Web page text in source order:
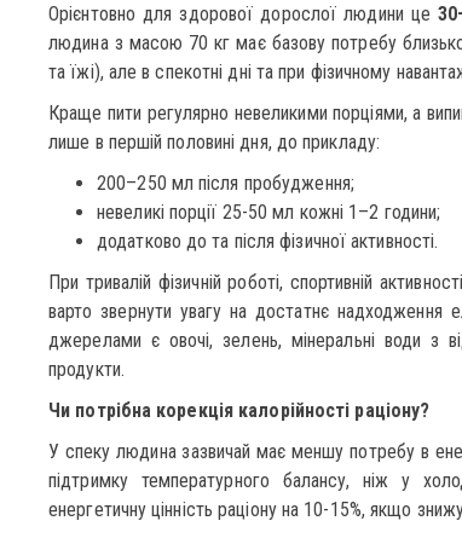
Орієнтовно для здорової дорослої людини це
людина з масою 70 кг має базову потребу
та їжі), але в спекотні дні та при фізичному
Краще пити регулярно невеликими порціями, а
лише в першій половині дня, до прикладу:
200–250 мл після пробудження;
невеликі порції 25-50 мл кожні 1–2 години;
додатково до та після фізичної активності.
При тривалій фізичній роботі, спортивній
варто звернути увагу на достатнє надходження
джерелами є овочі, зелень, мінеральні води з
продукти.
Чи потрібна корекція калорійності раціону?
У спеку людина зазвичай має меншу потребу в
підтримку температурного балансу, ніж у
енергетичну цінність раціону на 10-15%, якщо